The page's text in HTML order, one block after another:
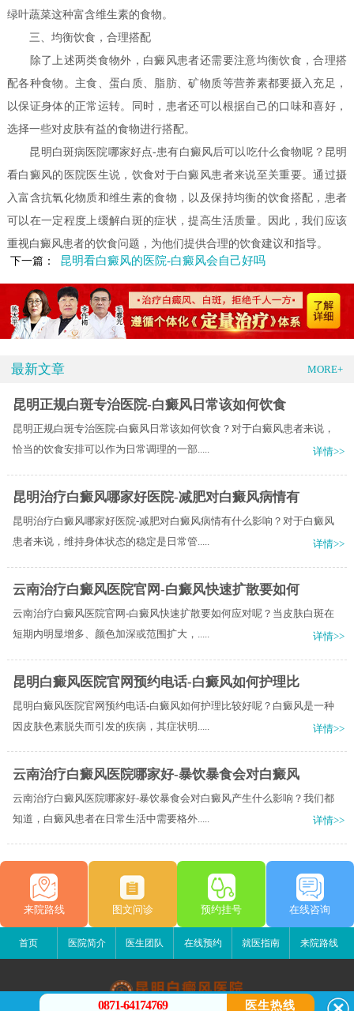
绿叶蔬菜这种富含维生素的食物。
三、均衡饮食，合理搭配
除了上述两类食物外，白癜风患者还需要注意均衡饮食，合理搭
配各种食物。主食、蛋白质、脂肪、矿物质等营养素都要摄入充足，
以保证身体的正常运转。同时，患者还可以根据自己的口味和喜好，
选择一些对皮肤有益的食物进行搭配。
昆明白斑病医院哪家好点-患有白癜风后可以吃什么食物呢？昆明
看白癜风的医院医生说，饮食对于白癜风患者来说至关重要。通过摄
入富含抗氧化物质和维生素的食物，以及保持均衡的饮食搭配，患者
可以在一定程度上缓解白斑的症状，提高生活质量。因此，我们应该
重视白癜风患者的饮食问题，为他们提供合理的饮食建议和指导。
下一篇：
昆明看白癜风的医院-白癜风会自己好吗
最新文章 MORE+
昆明正规白斑专治医院-白癜风日常该如何饮食
昆明正规白斑专治医院-白癜风日常该如何饮食？对于白癜风患者来说，
恰当的饮食安排可以作为日常调理的一部.....
详情>>
昆明治疗白癜风哪家好医院-减肥对白癜风病情有
昆明治疗白癜风哪家好医院-减肥对白癜风病情有什么影响？对于白癜风
患者来说，维持身体状态的稳定是日常管.....
详情>>
云南治疗白癜风医院官网-白癜风快速扩散要如何
云南治疗白癜风医院官网-白癜风快速扩散要如何应对呢？当皮肤白斑在
短期内明显增多、颜色加深或范围扩大，.....
详情>>
昆明白癜风医院官网预约电话-白癜风如何护理比
昆明白癜风医院官网预约电话-白癜风如何护理比较好呢？白癜风是一种
因皮肤色素脱失而引发的疾病，其症状明.....
详情>>
云南治疗白癜风医院哪家好-暴饮暴食会对白癜风
云南治疗白癜风医院哪家好-暴饮暴食会对白癜风产生什么影响？我们都
知道，白癜风患者在日常生活中需要格外.....
详情>>
来院路线 图文问诊 预约挂号 在线咨询
首页 医院简介 医生团队 在线预约 就医指南 来院路线
0871-64174769 医生热线